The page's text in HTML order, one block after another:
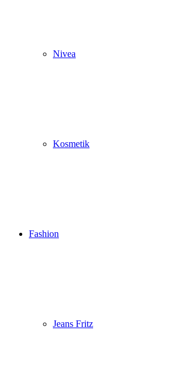
Nivea
Kosmetik
Fashion
Jeans Fritz